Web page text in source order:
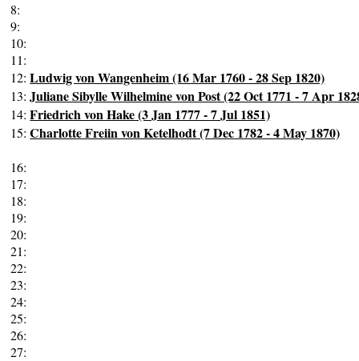
8:
9:
10:
11:
12:Ludwig von Wangenheim (16 Mar 1760 - 28 Sep 1820)
13:Juliane Sibylle Wilhelmine von Post (22 Oct 1771 - 7 Apr
14:Friedrich von Hake (3 Jan 1777 - 7 Jul 1851)
15:Charlotte Freiin von Ketelhodt (7 Dec 1782 - 4 May 1870)
16:
17:
18:
19:
20:
21:
22:
23:
24:
25:
26:
27: